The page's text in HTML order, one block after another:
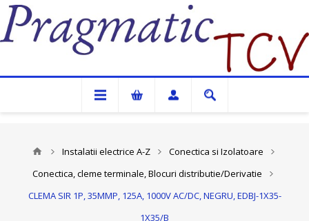
Pragmatic TCV
Instalatii electrice A-Z
Conectica si Izolatoare
Conectica, cleme terminale, Blocuri distributie/Derivatie
CLEMA SIR 1P, 35MMP, 125A, 1000V AC/DC, NEGRU, EDBJ-1X35-
1X35/B